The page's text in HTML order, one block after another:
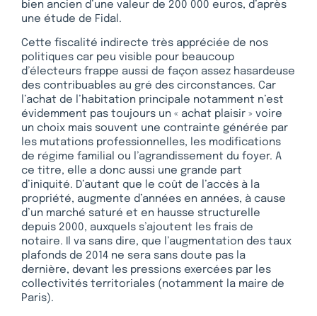
bien ancien d’une valeur de 200 000 euros, d’après
une étude de Fidal.
Cette fiscalité indirecte très appréciée de nos
politiques car peu visible pour beaucoup
d’électeurs frappe aussi de façon assez hasardeuse
des contribuables au gré des circonstances. Car
l’achat de l’habitation principale notamment n’est
évidemment pas toujours un « achat plaisir » voire
un choix mais souvent une contrainte générée par
les mutations professionnelles, les modifications
de régime familial ou l’agrandissement du foyer. A
ce titre, elle a donc aussi une grande part
d’iniquité. D’autant que le coût de l’accès à la
propriété, augmente d’années en années, à cause
d’un marché saturé et en hausse structurelle
depuis 2000, auxquels s’ajoutent les frais de
notaire. Il va sans dire, que l’augmentation des taux
plafonds de 2014 ne sera sans doute pas la
dernière, devant les pressions exercées par les
collectivités territoriales (notamment la maire de
Paris).